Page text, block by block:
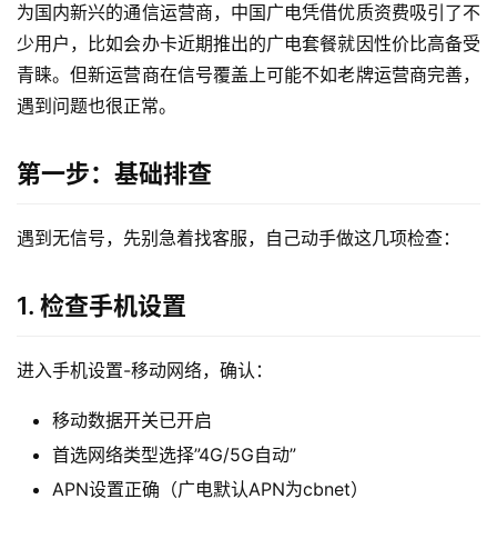
为国内新兴的通信运营商，中国广电凭借优质资费吸引了不
少用户，比如会办卡近期推出的广电套餐就因性价比高备受
青睐。但新运营商在信号覆盖上可能不如老牌运营商完善，
遇到问题也很正常。
第一步：基础排查
遇到无信号，先别急着找客服，自己动手做这几项检查：
1. 检查手机设置
进入手机设置-移动网络，确认：
移动数据开关已开启
首选网络类型选择”4G/5G自动”
APN设置正确（广电默认APN为cbnet）